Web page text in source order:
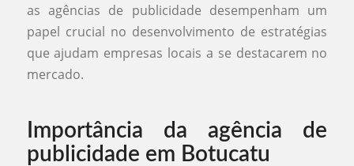
as agências de publicidade desempenham um
papel crucial no desenvolvimento de estratégias
que ajudam empresas locais a se destacarem no
mercado.
Importância da agência de
publicidade em Botucatu